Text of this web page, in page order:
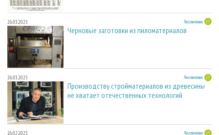
26.03.2025 Лесопиление
Черновые заготовки из пиломатериалов
26.03.2025 Лесопиление
Производству стройматериалов из древесины
не хватает отечественных технологий
26.02.2025 Лесопиление